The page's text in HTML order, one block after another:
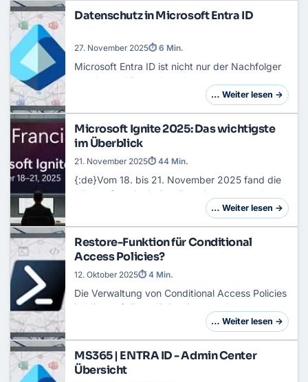
Datenschutz in Microsoft Entra ID
Microsoft Entra ID ist nicht nur der Nachfolger
von Azure AD, sondern das
Zentralnervensystem für Identitäten, Sicherheit
Hier verwaltest…
27. November 2025⏱ 6 Min.
… Weiter lesen →
Microsoft Ignite 2025: Das wichtigste
im Überblick
{:de}Vom 18. bis 21. November 2025 fand die
Microsoft Ignite in
San
Francisco statt und
Microsoft hat dabei über 70 neue Features,
200.0…
21. November 2025⏱ 44 Min.
… Weiter lesen →
Restore-Funktion für Conditional
Access Policies?
Die Verwaltung von Conditional Access Policies
in Microsoft Entra ID ist ein zentraler
Bestandteil moderner Sicherheitsarchitekturen.
12. Oktober 2025⏱ 4 Min.
… Weiter lesen →
MS365 | ENTRA ID - Admin Center
Übersicht